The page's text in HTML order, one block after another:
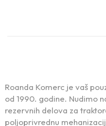
Roanda Komerc je vaš
od 1990. godine. Nudimo
rezervnih delova za
poljoprivrednu